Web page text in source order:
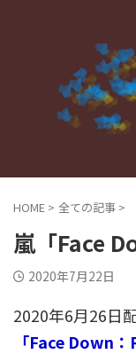
HOME > 全ての記事 >
嵐「Face
2020年7月22日
2020年6月26日
「Face Down：